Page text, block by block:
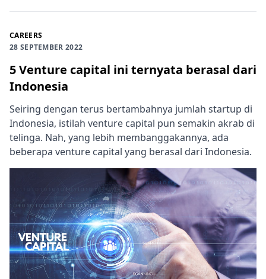
CAREERS
28 SEPTEMBER 2022
5 Venture capital ini ternyata berasal dari
Indonesia
Seiring dengan terus bertambahnya jumlah startup di
Indonesia, istilah venture capital pun semakin akrab di
telinga. Nah, yang lebih membanggakannya, ada
beberapa venture capital yang berasal dari Indonesia.